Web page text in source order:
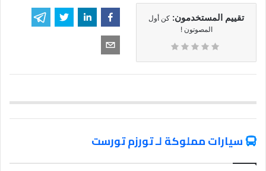
تقييم المستخدمون: كن أول
المصوتون !
سيارات مملوكة لـ تورزم تورست